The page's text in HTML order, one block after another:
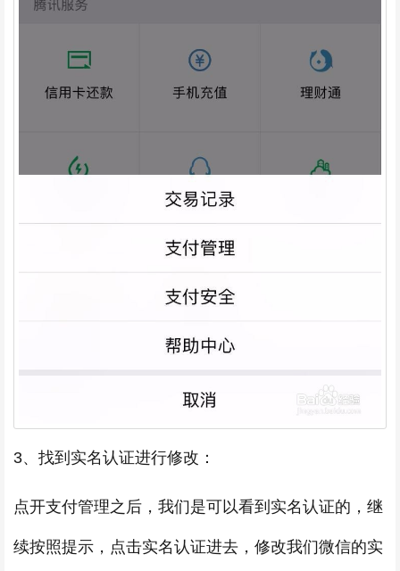
3、找到实名认证进行修改：
点开支付管理之后，我们是可以看到实名认证的，继
续按照提示，点击实名认证进去，修改我们微信的实